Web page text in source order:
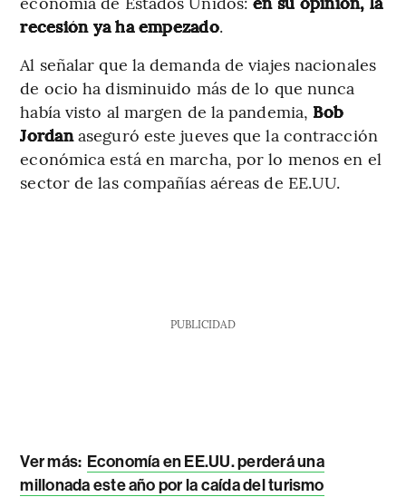
recesión ya ha empezado.
Al señalar que la demanda de viajes nacionales
de ocio ha disminuido más de lo que nunca
había visto al margen de la pandemia, Bob
Jordanaseguró este jueves que la contracción
económica está en marcha, por lo menos en el
sector de las compañías aéreas de EE.UU.
PUBLICIDAD
Ver más: Economía en EE.UU. perderá una
millonada este año por la caída del turismo